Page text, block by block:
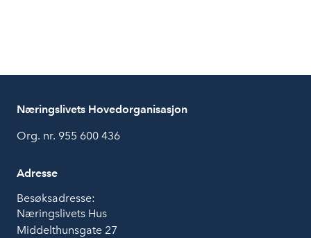
Næringslivets Hovedorganisasjon
Org. nr. 955 600 436
Adresse
Besøksadresse:
Næringslivets Hus
Middelthunsgate 27